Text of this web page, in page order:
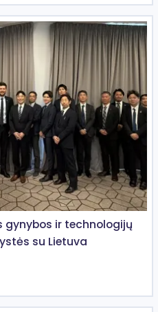
gynybos ir technologijų
su Lietuva